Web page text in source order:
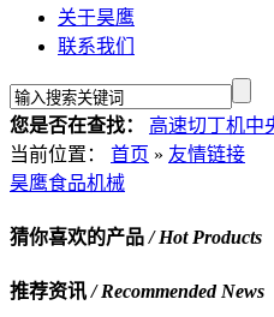
关于昊鹰
联系我们
您是否在查找： 高速切丁机中
当前位置：
首页 » 友情链接
昊鹰食品机械
猜你喜欢的产品/ Hot Products
推荐资讯/ Recommended News